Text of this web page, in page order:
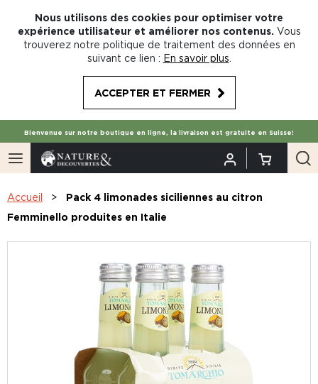
Nous utilisons des cookies pour optimiser votre
expérience utilisateur et améliorer nos contenus. Vous
trouverez notre politique de traitement des données en
suivant ce lien : En savoir plus
ACCEPTER ET FERMER
Bienvenue sur notre boutique en ligne, la livraison est gratuite en Suisse!
Accueil
Pack 4 limonades siciliennes au citron
Femminello produites en Italie